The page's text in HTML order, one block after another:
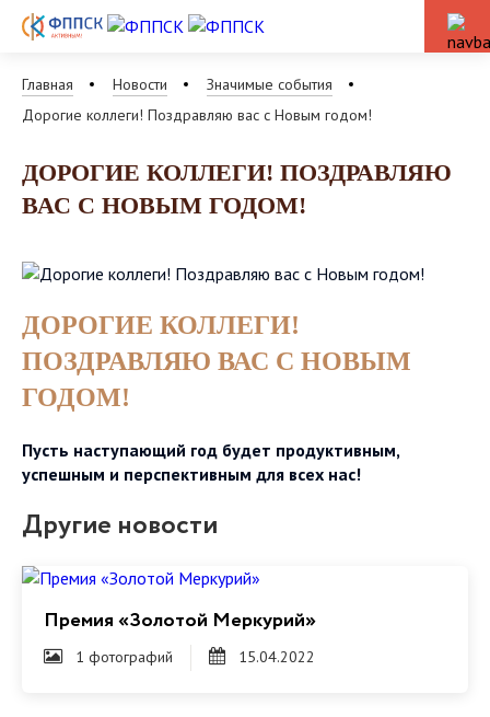
Главная Новости
Значимые события
Дорогие коллеги! Поздравляю вас с Новым годом!
ДОРОГИЕ КОЛЛЕГИ! ПОЗДРАВЛЯЮ
ВАС С НОВЫМ ГОДОМ!
ДОРОГИЕ КОЛЛЕГИ!
ПОЗДРАВЛЯЮ ВАС С НОВЫМ
ГОДОМ!
Пусть наступающий год будет продуктивным,
успешным и перспективным для всех нас!
Другие новости
Премия «Золотой Меркурий»
1 фотографий 15.04.2022